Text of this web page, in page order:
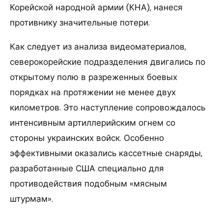
Корейской народной армии (КНА), нанеся
противнику значительные потери.
Как следует из анализа видеоматериалов,
северокорейские подразделения двигались по
открытому полю в разреженных боевых
порядках на протяжении не менее двух
километров. Это наступление сопровождалось
интенсивным артиллерийским огнем со
стороны украинских войск. Особенно
эффективными оказались кассетные снаряды,
разработанные США специально для
противодействия подобным «мясным
штурмам».